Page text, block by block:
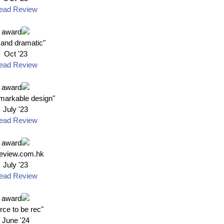
Review
"Big and dramatic"
Oct '23
Review
"is a remarkable design"
July '23
Review
July '23
Review
"A force to be rec
June '24